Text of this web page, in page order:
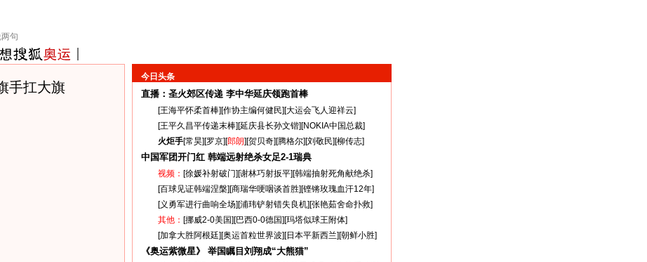
句
手扛大旗
今日头条
直播：圣火郊区传递 李中华延庆领跑首棒
[王海平怀柔首棒][作协主编何健民][大运会飞人迎祥云]
[王平久昌平传递末棒][延庆县长孙文锴][NOKIA中国总裁]
火炬手[常昊][罗京][郎朗][贺贝奇][腾格尔][刘敬民][柳传志]
中国军团开门红 韩端远射绝杀女足2-1瑞典
视频： [徐媛补射破门][谢林巧射扳平][韩端抽射死角献绝杀]
[百球见证韩端涅槃][商瑞华哽咽谈首胜][铿锵玫瑰血汗12年]
[义勇军进行曲响全场][浦玮铲射错失良机][张艳茹舍命扑救]
其他： [挪威2-0美国][巴西0-0德国][玛塔似球王附体]
[加拿大胜阿根廷][奥运首粒世界波][日本平新西兰][朝鲜小胜]
《奥运紫微星》 举国瞩目刘翔成“大熊猫”